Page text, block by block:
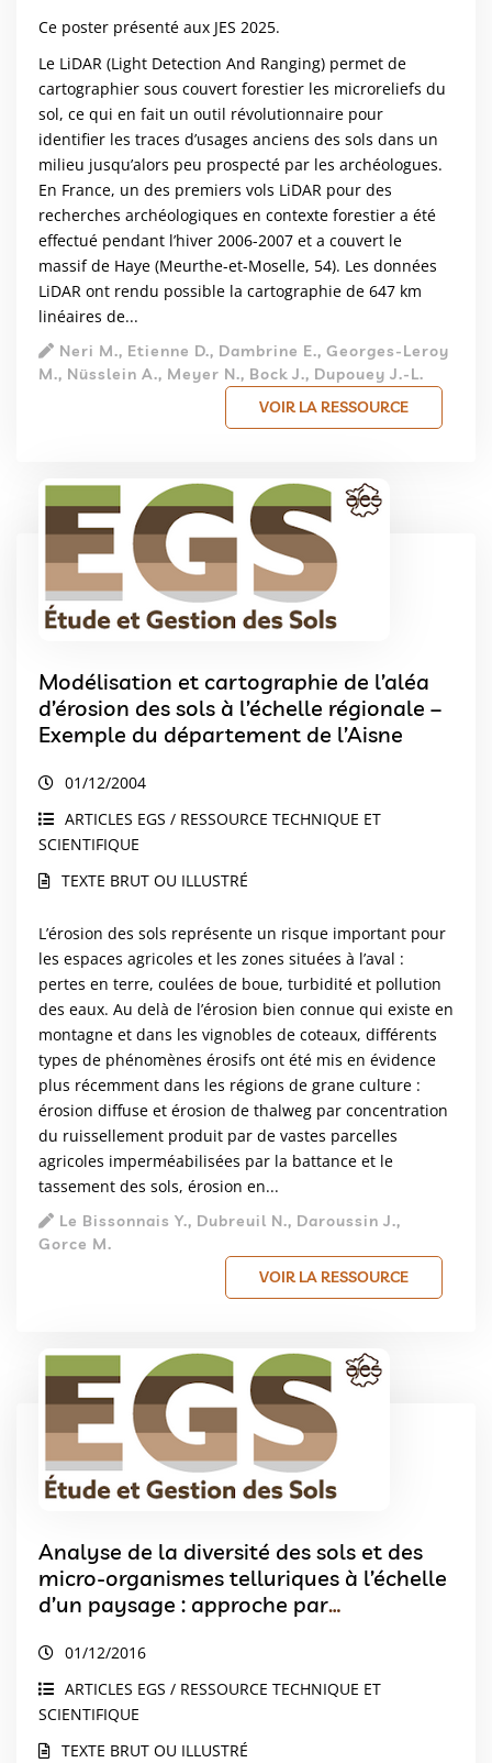
Ce poster présenté aux JES 2025.
Le LiDAR (Light Detection And Ranging) permet de
cartographier sous couvert forestier les microreliefs du
sol, ce qui en fait un outil révolutionnaire pour
identifier les traces d’usages anciens des sols dans un
milieu jusqu’alors peu prospecté par les archéologues.
En France, un des premiers vols LiDAR pour des
recherches archéologiques en contexte forestier a été
effectué pendant l’hiver 2006-2007 et a couvert le
massif de Haye (Meurthe-et-Moselle, 54). Les données
LiDAR ont rendu possible la cartographie de 647 km
linéaires de...
Neri M., Etienne D., Dambrine E., Georges-Leroy
M., Nüsslein A., Meyer N., Bock J., Dupouey J.-L.
VOIR LA RESSOURCE
Modélisation et cartographie de l’aléa
d’érosion des sols à l’échelle régionale –
Exemple du département de l’Aisne
01/12/2004
ARTICLES EGS / RESSOURCE TECHNIQUE ET
SCIENTIFIQUE
TEXTE BRUT OU ILLUSTRÉ
L’érosion des sols représente un risque important pour
les espaces agricoles et les zones situées à l’aval :
pertes en terre, coulées de boue, turbidité et pollution
des eaux. Au delà de l’érosion bien connue qui existe en
montagne et dans les vignobles de coteaux, différents
types de phénomènes érosifs ont été mis en évidence
plus récemment dans les régions de grane culture :
érosion diffuse et érosion de thalweg par concentration
du ruissellement produit par de vastes parcelles
agricoles imperméabilisées par la battance et le
tassement des sols, érosion en...
Le Bissonnais Y., Dubreuil N., Daroussin J.,
Gorce M.
VOIR LA RESSOURCE
Analyse de la diversité des sols et des
micro-organismes telluriques à l’échelle
d’un paysage : approche par
01/12/2016
ARTICLES EGS / RESSOURCE TECHNIQUE ET
SCIENTIFIQUE
TEXTE BRUT OU ILLUSTRÉ